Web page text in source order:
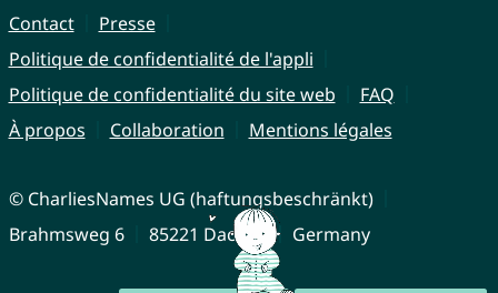
Contact
Presse
Politique de confidentialité de l'appli
Politique de confidentialité du site web
FAQ
À propos
Collaboration Mentions légales
© CharliesNames UG (haftungsbeschränkt)
Brahmsweg 6
85221 Dachau Germany